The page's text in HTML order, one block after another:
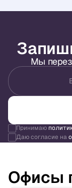
Мы
Принимаю
Даю согласие на
Офисы